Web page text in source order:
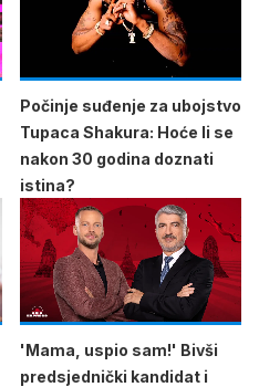
Počinje suđenje za ubojstvo
Tupaca Shakura: Hoće li se
nakon 30 godina doznati
istina?
'Mama, uspio sam!' Bivši
predsjednički kandidat i